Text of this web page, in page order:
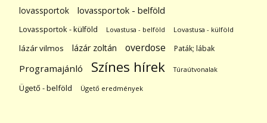
lovassportok lovassportok - belföld
Lovassportok - külföld Lovastusa - belföld Lovastusa - külföld
lázár vilmos lázár zoltán overdose Paták; lábak
Programajánló Színes hírek Túraútvonalak
Ügető - belföld Ügető eredmények